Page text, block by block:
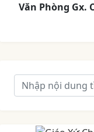
Văn Phòng Gx.